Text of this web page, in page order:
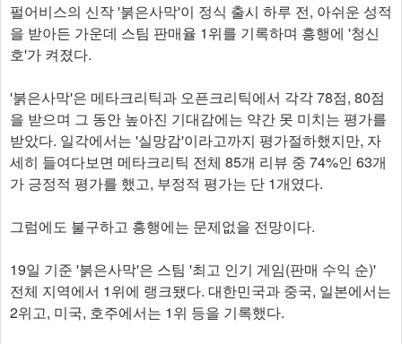
펄어비스의 신작 '붉은사막'이 정식 출시 하루 전, 아쉬운 성적
을 받아든 가운데 스팀 판매율 1위를 기록하며 흥행에 '청신
호'가 켜졌다.
'붉은사막'은 메타크리틱과 오픈크리틱에서 각각 78점, 80점
을 받으며 그 동안 높아진 기대감에는 약간 못 미치는 평가를
받았다. 일각에서는 '실망감'이라고까지 평가절하했지만, 자
세히 들여다보면 메타크리틱 전체 85개 리뷰 중 74%인 63개
가 긍정적 평가를 했고, 부정적 평가는 단 1개였다.
그럼에도 불구하고 흥행에는 문제없을 전망이다.
19일 기준 '붉은사막'은 스팀 '최고 인기 게임(판매 수익 순)'
전체 지역에서 1위에 랭크됐다. 대한민국과 중국, 일본에서는
2위고, 미국, 호주에서는 1위 등을 기록했다.